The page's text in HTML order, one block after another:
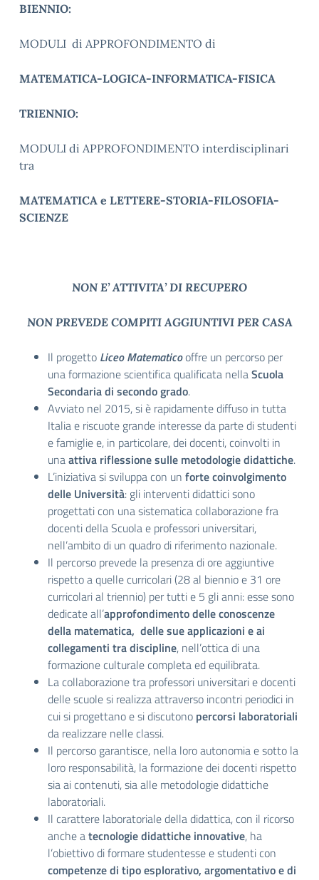
BIENNIO:
MODULI di APPROFONDIMENTO di
MATEMATICA-LOGICA-INFORMATICA-FISICA
TRIENNIO:
MODULI di APPROFONDIMENTO interdisciplinari
tra
MATEMATICA e LETTERE-STORIA-FILOSOFIA-
SCIENZE
NON E’ ATTIVITA’ DI RECUPERO
NON PREVEDE COMPITI AGGIUNTIVI PER CASA
Il progetto Liceo Matematicooffre un percorso per
una formazione scientifica qualificata nellaScuola
Secondaria di secondo grado.
Avviato nel 2015, si è rapidamente diffuso in tutta
Italia e riscuote grande interesse da parte di studenti
e famiglie e, in particolare, dei docenti, coinvolti in
unaattiva riflessione sulle metodologie didattiche.
L’iniziativa si sviluppa con un forte coinvolgimento
delle Università: gli interventi didattici sono
progettati con una sistematica collaborazione fra
docenti della Scuola e professori universitari,
nell’ambito di un quadro di riferimento nazionale.
Il percorso prevede la presenza di ore aggiuntive
rispetto a quelle curricolari (28 al biennio e 31 ore
curricolari al triennio) per tutti e 5 gli anni: esse sono
dedicate all’approfondimento delle conoscenze
della matematica, delle sue applicazioni e ai
collegamenti tra discipline, nell’ottica di una
formazione culturale completa ed equilibrata.
La collaborazione tra professori universitari e docenti
delle scuole si realizza attraverso incontri periodici in
cui si progettano e si discutono percorsi laboratoriali
da realizzare nelle classi.
Il percorso garantisce, nella loro autonomia e sotto la
loro responsabilità, la formazione dei docenti rispetto
sia ai contenuti, sia alle metodologie didattiche
laboratoriali.
Il carattere laboratoriale della didattica, con il ricorso
anche atecnologie didattiche innovative, ha
l’obiettivo di formare studentesse e studenti con
competenze di tipo esplorativo, argomentativo e di